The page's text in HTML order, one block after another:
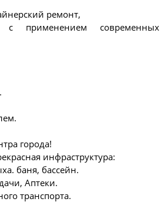
ремонт,
применением современных
города!
инфраструктура:
баня, бассейн.
Аптеки.
транспорта.